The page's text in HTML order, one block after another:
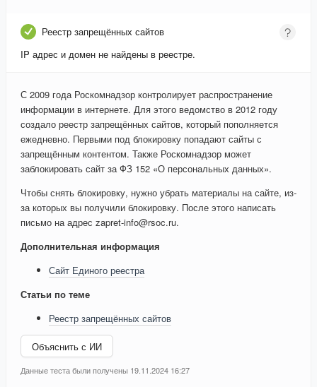
Реестр запрещённых сайтов
IP адрес и домен не найдены в реестре.
С 2009 года Роскомнадзор контролирует распространение
информации в интернете. Для этого ведомство в 2012 году
создало реестр запрещённых сайтов, который пополняется
ежедневно. Первыми под блокировку попадают сайты с
запрещённым контентом. Также Роскомнадзор может
заблокировать сайт за ФЗ 152 «О персональных данных».
Чтобы снять блокировку, нужно убрать материалы на сайте, из-
за которых вы получили блокировку. После этого написать
письмо на адрес zapret-info@rsoc.ru.
Дополнительная информация
Сайт Единого реестра
Статьи по теме
Реестр запрещённых сайтов
Объяснить с ИИ
Данные теста были получены 19.11.2024 16:27